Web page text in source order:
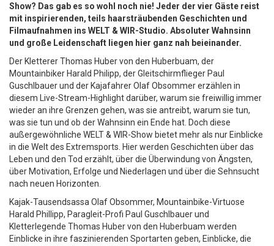
Show? Das gab es so wohl noch nie! Jeder der vier Gäste reist
mit inspirierenden, teils haarsträubenden Geschichten und
Filmaufnahmen ins WELT & WIR-Studio. Absoluter Wahnsinn
und große Leidenschaft liegen hier ganz nah beieinander.
Der Kletterer Thomas Huber von den Huberbuam, der
Mountainbiker Harald Philipp, der Gleitschirmflieger Paul
Guschlbauer und der Kajafahrer Olaf Obsommer erzählen in
diesem Live-Stream-Highlight darüber, warum sie freiwillig immer
wieder an ihre Grenzen gehen, was sie antreibt, warum sie tun,
was sie tun und ob der Wahnsinn ein Ende hat. Doch diese
außergewöhnliche WELT & WIR-Show bietet mehr als nur Einblicke
in die Welt des Extremsports. Hier werden Geschichten über das
Leben und den Tod erzählt, über die Überwindung von Ängsten,
über Motivation, Erfolge und Niederlagen und über die Sehnsucht
nach neuen Horizonten.
Kajak-Tausendsassa Olaf Obsommer, Mountainbike-Virtuose
Harald Phillipp, Paragleit-Profi Paul Guschlbauer und
Kletterlegende Thomas Huber von den Huberbuam werden
Einblicke in ihre faszinierenden Sportarten geben, Einblicke, die